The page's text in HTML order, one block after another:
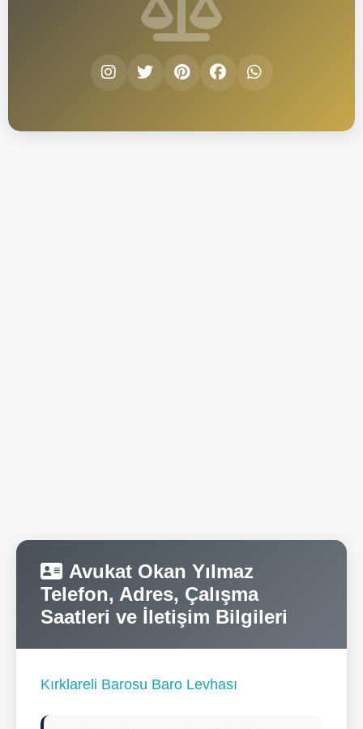
Avukat Okan Yılmaz
Telefon, Adres, Çalışma
Saatleri ve İletişim Bilgileri
Kırklareli Barosu Baro Levhası